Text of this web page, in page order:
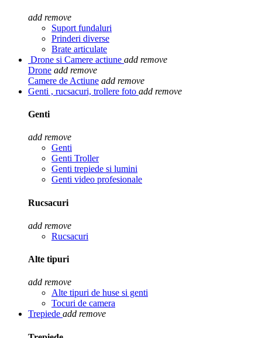
add remove
Suport fundaluri
Prinderi diverse
Brate articulate
Drone si Camere actiune add remove
Drone add remove
Camere de Actiune add remove
Genti , rucsacuri, trollere foto add remove
Genti
add remove
Genti
Genti Troller
Genti trepiede si lumini
Genti video profesionale
Rucsacuri
add remove
Rucsacuri
Alte tipuri
add remove
Alte tipuri de huse si genti
Tocuri de camera
Trepiede add remove